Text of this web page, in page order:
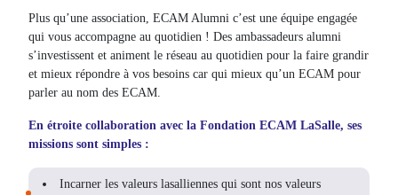
Plus qu’une association, ECAM Alumni c’est une équipe engagée
qui vous accompagne au quotidien ! Des ambassadeurs alumni
s’investissent et animent le réseau au quotidien pour la faire grandir
et mieux répondre à vos besoins car qui mieux qu’un ECAM pour
parler au nom des ECAM.
En étroite collaboration avec la Fondation ECAM LaSalle, ses
missions sont simples :
Incarner les valeurs lasalliennes qui sont nos valeurs